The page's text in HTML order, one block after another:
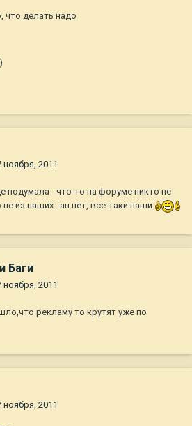
что делать надо
ноября, 2011
подумала - что-то на форуме никто не
из наших...ан нет, все-таки наши
Баги
ноября, 2011
рекламу то крутят уже по
ноября, 2011